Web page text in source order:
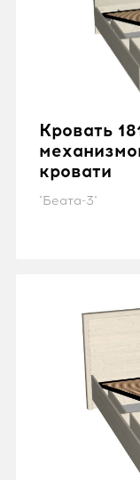
Кровать
кровати
"Беата-3"